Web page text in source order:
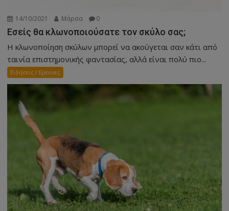
14/10/2021 Μάρσα 0
Εσείς θα κλωνοποιούσατε τον σκύλο σας;
Η κλωνοποίηση σκύλων μπορεί να ακούγεται σαν κάτι από
ταινία επιστημονικής φαντασίας, αλλά είναι πολύ πιο...
Ειδησεις / Ερευνες